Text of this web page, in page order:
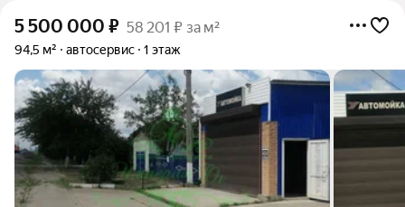
5 500 000 ₽ 58 201 ₽ за м²
94,5 м² автосервис 1 этаж